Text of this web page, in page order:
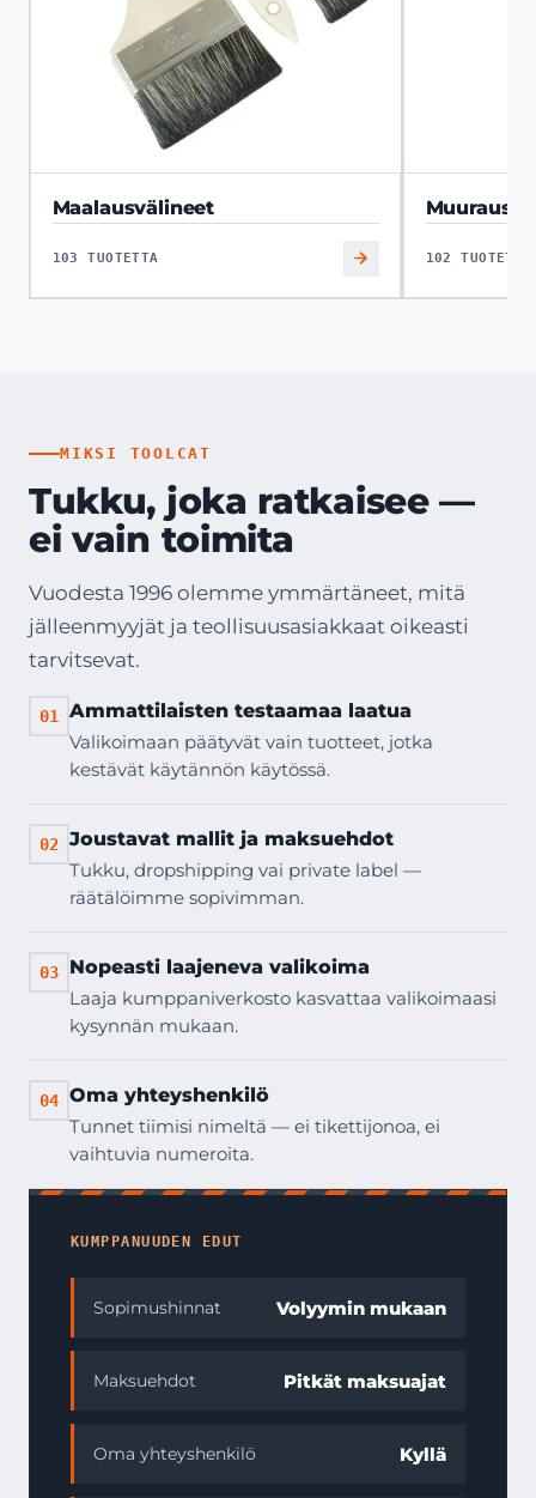
Maalausvälineet
103 TUOTETTA
Muuraus
102 TUOTETTA
MIKSI TOOLCAT
Tukku, joka ratkaisee —
ei vain toimita
Vuodesta 1996 olemme ymmärtäneet, mitä
jälleenmyyjät ja teollisuusasiakkaat oikeasti
tarvitsevat.
01 Ammattilaisten testaamaa laatua
Valikoimaan päätyvät vain tuotteet, jotka
kestävät käytännön käytössä.
02 Joustavat mallit ja maksuehdot
Tukku, dropshipping vai private label —
räätälöimme sopivimman.
03 Nopeasti laajeneva valikoima
Laaja kumppaniverkosto kasvattaa valikoimaasi
kysynnän mukaan.
04 Oma yhteyshenkilö
Tunnet tiimisi nimeltä — ei tikettijonoa, ei
vaihtuvia numeroita.
KUMPPANUUDEN EDUT
Sopimushinnat Volyymin mukaan
Maksuehdot Pitkät maksuajat
Oma yhteyshenkilö Kyllä